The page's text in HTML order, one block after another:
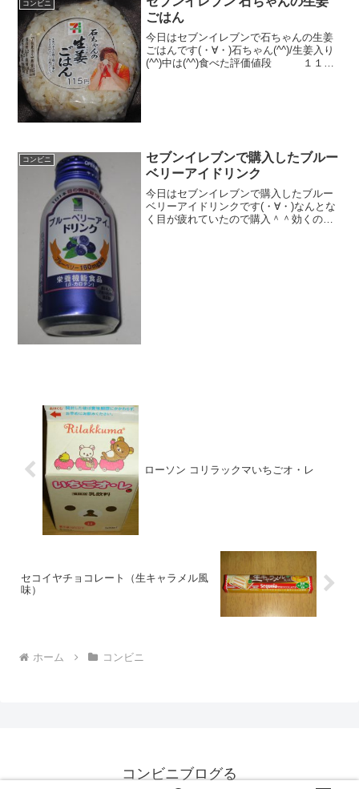
コンビニ
ごはん
今日はセブンイレブンで石ちゃんの生姜
ごはんです(・∀・)石ちゃん(^^)/生姜入り
(^^)中は(^^)食べた評価値段 １１５
コンビニ
セブンイレブンで購入したブルー
ベリーアイドリンク
今日はセブンイレブンで購入したブルー
ベリーアイドリンクです(・∀・)なんとな
く目が疲れていたので購入＾＾効くのか
ローソン コリラックマいちごオ・レ
セコイヤチョコレート（生キャラメル風
味）
ホーム コンビニ
コンビニブログる